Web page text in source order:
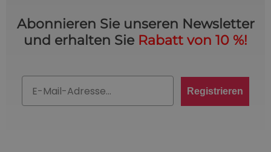
WhatsApp
Impressum
Abonnieren Sie unseren Newsletter
und erhalten Sie Rabatt von 10 %!
Registrieren